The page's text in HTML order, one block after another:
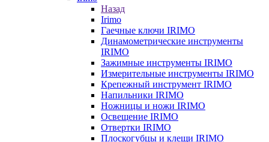
Назад
Irimo
Гаечные ключи IRIMO
Динамометрические инструменты
IRIMO
Зажимные инструменты IRIMO
Измерительные инструменты IRIMO
Крепежный инструмент IRIMO
Напильники IRIMO
Ножницы и ножи IRIMO
Освещение IRIMO
Отвертки IRIMO
Плоскогубцы и клещи IRIMO